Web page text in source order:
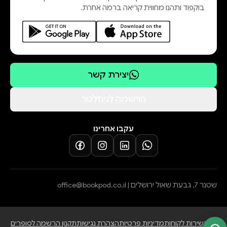
את קליפות החיים הבוגרים ומאפשרת
לכותבת לחזור להיות עצמה. להמתיק
את הכאב ולחיות בהשלמה.
בוקפוד ותהנו מחווית קריאה ברמה אחרת.
יצירת קשר
עקבו אחרינו
שטנר 7, גבעת שאול ירושלים | office@bookpod.co.il
בלוגשירות לקוחותמדיניות פרטיותהצהרת נגישותתקנון הרשמה לסופרים